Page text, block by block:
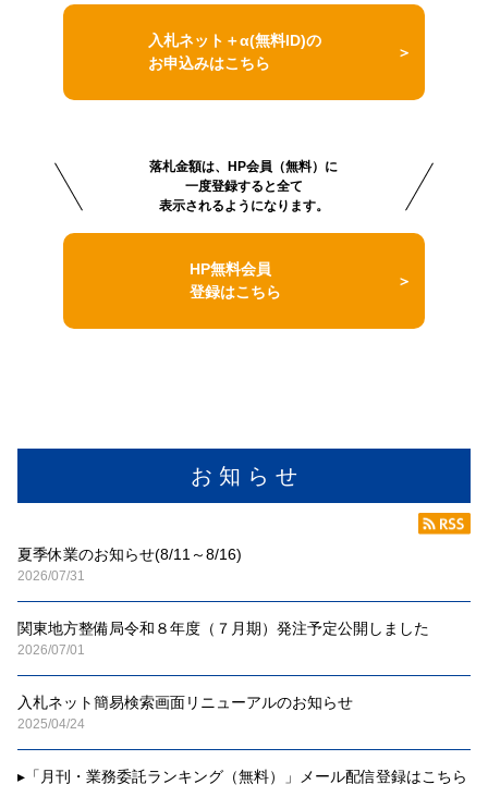
お 知 ら せ
夏季休業のお知らせ(8/11～8/16)
2026/07/31
関東地方整備局令和８年度（７月期）発注予定公開しました
2026/07/01
入札ネット簡易検索画面リニューアルのお知らせ
2025/04/24
▸ 「月刊・業務委託ランキング（無料）」メール配信登録はこちら
入札ネット＋α(無料ID)の
お申込みはこちら
落札金額は、HP会員（無料）に
一度登録すると全て
表示されるようになります。
HP無料会員
登録はこちら